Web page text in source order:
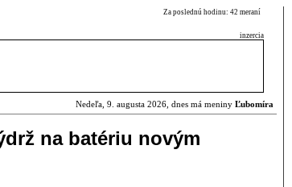
Za poslednú hodinu: 42 meraní
inzercia
Nedeľa, 9. augusta 2026, dnes má meniny Ľubomíra
na batériu novým